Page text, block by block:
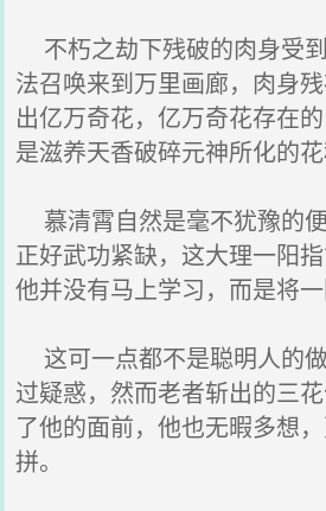
不朽之劫下残破的肉身受
法召唤来到万里画廊，肉身
出亿万奇花，亿万奇花存在
是滋养天香破碎元神所化的花
慕清霄自然是毫不犹豫的
正好武功紧缺，这大理一阳指
他并没有马上学习，而是将一
这可一点都不是聪明人的
过疑惑，然而老者斩出的三
了他的面前，他也无暇多想
拼。